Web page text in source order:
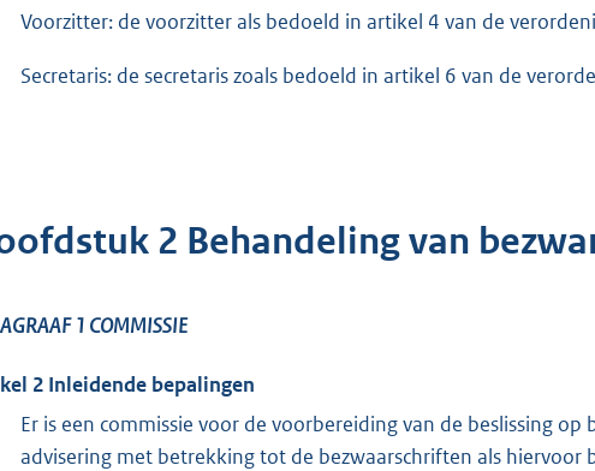
Voorzitter: de voorzitter als bedoeld in artikel 4 van de
Secretaris: de secretaris zoals bedoeld in artikel 6 van de
2 Behandeling van
1 COMMISSIE
2 Inleidende bepalingen
Er is een commissie voor de voorbereiding van de beslissing
advisering met betrekking tot de bezwaarschriften als hiervoor